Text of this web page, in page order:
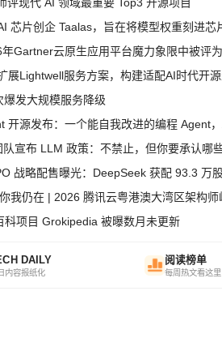
评现代 AI 领域最重要 Top3 开源项目
芯片创企 Taalas，旨在将模型权重刻进芯
Gartner云原生应用平台魔力象限中被评
展Lightwell服务方案，构建适配AI时代开
爆发大规模服务降级
开源发布：一个能自我改进的编程 Agent
队宣布 LLM 政策：不禁止，但你要承认哪
战略配售曝光：DeepSeek 获配 93.3 万
我仍在 | 2026 腾讯云粤港澳大湾区架构师
科项目 Grokipedia 被曝数月未更新
DAILY
内容报纸化
阅读榜单
每周热文看这里